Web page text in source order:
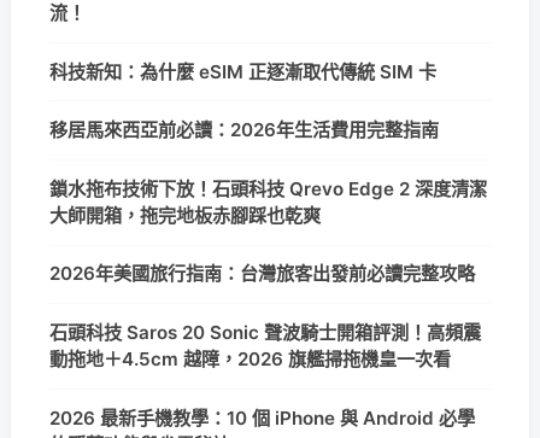
流！
科技新知：為什麼 eSIM 正逐漸取代傳統 SIM 卡
移居馬來西亞前必讀：2026年生活費用完整指南
鎖水拖布技術下放！石頭科技 Qrevo Edge 2 深度清潔
大師開箱，拖完地板赤腳踩也乾爽
2026年美國旅行指南：台灣旅客出發前必讀完整攻略
石頭科技 Saros 20 Sonic 聲波騎士開箱評測！高頻震
動拖地＋4.5cm 越障，2026 旗艦掃拖機皇一次看
2026 最新手機教學：10 個 iPhone 與 Android 必學